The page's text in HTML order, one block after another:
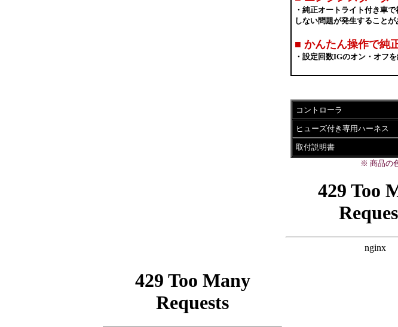
・純正オートライト付き車
しない問題が発生すること
■ かんたん操作で純
・設定回数IGのオン・オフ
コントローラ
ヒューズ付き専用ハーネス
取付説明書
※ 商品の